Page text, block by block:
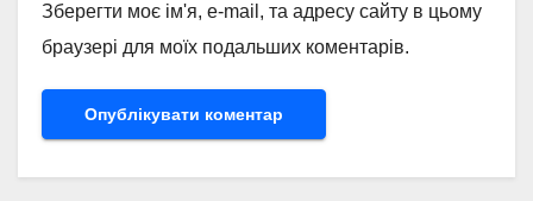
Зберегти моє ім'я, e-mail, та адресу сайту в цьому
браузері для моїх подальших коментарів.